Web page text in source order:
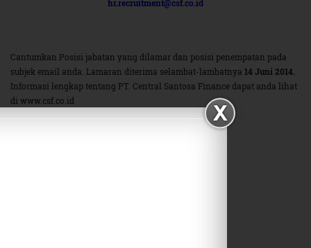
hr.recruitment@csf.co.id
Cantumkan Posisi jabatan yang dilamar dan posisi penempatan pada
subjek email anda. Lamaran diterima selambat-lambatnya 14 Juni 2014.
Informasi lengkap tentang PT. Central Santosa Finance dapat anda lihat
di www.csf.co.id